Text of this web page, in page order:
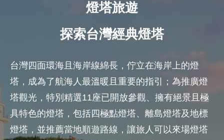
燈塔旅遊
探索台灣經典燈塔
台灣四面環海且海岸線綿長，佇立在海岸上的燈
塔，成為了航海人最溫暖且重要的指引；為推廣燈
塔觀光，特別精選11座已開放參觀、擁有絕景且極
具特色的燈塔，包括四極點燈塔、離島燈塔及地標
燈塔，並推薦當地順遊路線，讓旅人可以來場燈塔